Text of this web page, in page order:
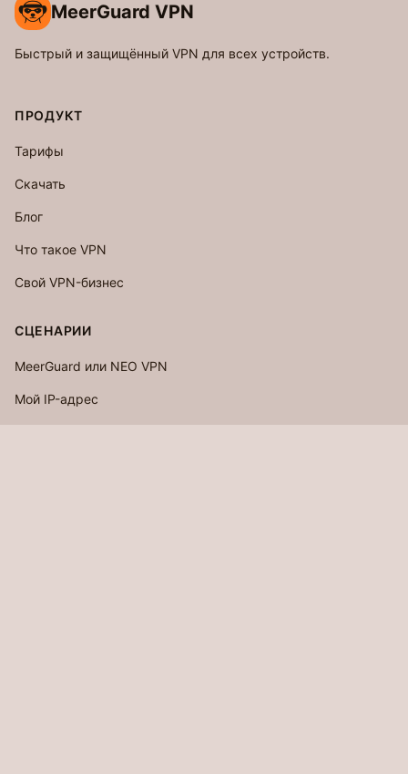
MeerGuard VPN
Быстрый и защищённый VPN для всех устройств.
ПРОДУКТ
Тарифы
Скачать
Блог
Что такое VPN
Свой VPN-бизнес
СЦЕНАРИИ
MeerGuard или NEO VPN
Мой IP-адрес